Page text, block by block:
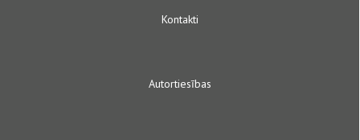
Kontakti
Autortiesības